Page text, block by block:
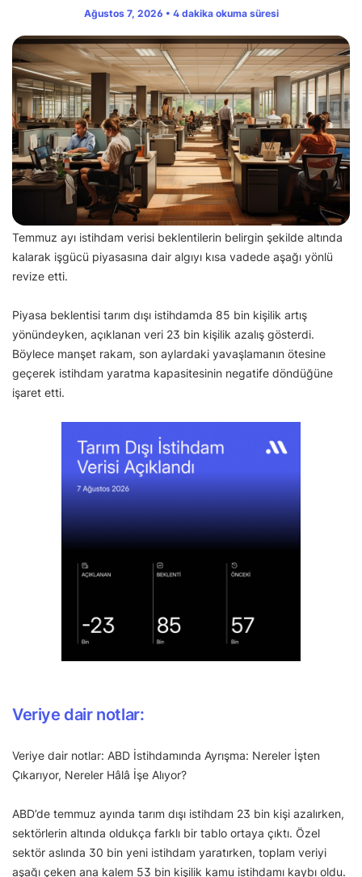
Ağustos 7, 2026 • 4 dakika okuma süresi
Temmuz ayı istihdam verisi beklentilerin belirgin şekilde altında
kalarak işgücü piyasasına dair algıyı kısa vadede aşağı yönlü
revize etti.
Piyasa beklentisi tarım dışı istihdamda 85 bin kişilik artış
yönündeyken, açıklanan veri 23 bin kişilik azalış gösterdi.
Böylece manşet rakam, son aylardaki yavaşlamanın ötesine
geçerek istihdam yaratma kapasitesinin negatife döndüğüne
işaret etti.
Veriye dair notlar:
Veriye dair notlar: ABD İstihdamında Ayrışma: Nereler İşten
Çıkarıyor, Nereler Hâlâ İşe Alıyor?
ABD’de temmuz ayında tarım dışı istihdam 23 bin kişi azalırken,
sektörlerin altında oldukça farklı bir tablo ortaya çıktı. Özel
sektör aslında 30 bin yeni istihdam yaratırken, toplam veriyi
aşağı çeken ana kalem 53 bin kişilik kamu istihdamı kaybı oldu.